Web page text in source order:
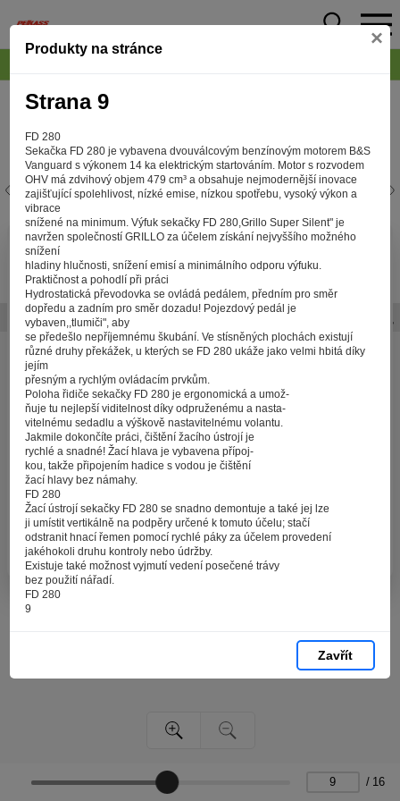
Produkty na stránce ×
Strana 9
FD 280
Sekačka FD 280 je vybavena dvouválcovým benzínovým motorem B&S
Vanguard s výkonem 14 ka elektrickým startováním. Motor s rozvodem
OHV má zdvihový objem 479 cm³ a obsahuje nejmodernější inovace
zajišťující spolehlivost, nízké emise, nízkou spotřebu, vysoký výkon a
vibrace
snížené na minimum. Výfuk sekačky FD 280,Grillo Super Silent" je
navržen společností GRILLO za účelem získání nejvyššího možného
snížení
hladiny hlučnosti, snížení emisí a minimálního odporu výfuku.
Praktičnost a pohodlí při práci
Hydrostatická převodovka se ovládá pedálem, předním pro směr
dopředu a zadním pro směr dozadu! Pojezdový pedál je
vybaven,,tlumiči", aby
se předešlo nepříjemnému škubání. Ve stísněných plochách existují
různé druhy překážek, u kterých se FD 280 ukáže jako velmi hbitá díky
jejím
přesným a rychlým ovládacím prvkům.
Poloha řidiče sekačky FD 280 je ergonomická a umož-
ňuje tu nejlepší viditelnost díky odpruženému a nasta-
vitelnému sedadlu a výškově nastavitelnému volantu.
Jakmile dokončíte práci, čištění žacího ústrojí je
rychlé a snadné! Žací hlava je vybavena přípoj-
kou, takže připojením hadice s vodou je čištění
žací hlavy bez námahy.
FD 280
Žací ústrojí sekačky FD 280 se snadno demontuje a také jej lze
ji umístit vertikálně na podpěry určené k tomuto účelu; stačí
odstranit hnací řemen pomocí rychlé páky za účelem provedení
jakéhokoli druhu kontroly nebo údržby.
Existuje také možnost vyjmutí vedení posečené trávy
bez použití nářadí.
FD 280
9
Zavřít
/ 16
Aby web fungoval tak, jak ho znáte (souhlas
s cookies)
Záleží nám na tom, aby pro vás nakupování bylo co nejlepší
zážitkem. Abyste na našich stránkách rychle našli to, co
hledáte, ušetřili spoustu klikání a nezobrazovaly se vám
reklamy na věci, které vás nezajímají. Abyste web viděli
v zobrazení na které jste zvyklí a nemuseli se pokaždé
přihlašovat. Proto od vás potřebujeme souhlas se
zpracováním souborů cookies - malých souborů, které
se dočasně ukládají ve vašem prohlížeči. Stisknutím tlačítka
„V pořádku“ souhlasíte s nastavením cookies tak, abychom
vám poskytovali smysluplné a užitečné služby na základě
vašich údajů. Svůj souhlas můžete kdykoli změnit na stránce
Spravovat cookies V pořádku